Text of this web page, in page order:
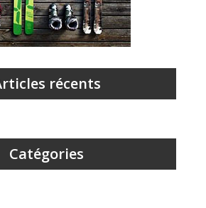
récents
Catégories